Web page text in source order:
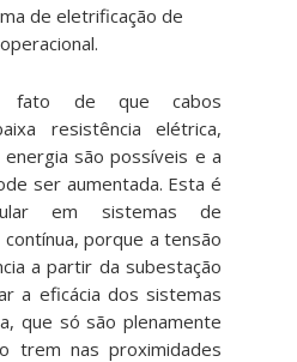
de eletrificação de
fato de que cabos
resistência elétrica,
são possíveis e a
ser aumentada. Esta é
em sistemas de
porque a tensão
a partir da subestação
a eficácia dos sistemas
que só são plenamente
trem nas proximidades